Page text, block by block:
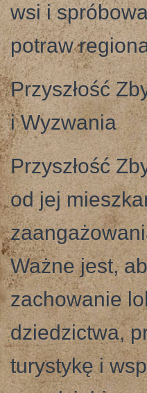
wsi i
potraw
Przyszłość
i Wyzwania
Przyszłość
od jej
Ważne jest,
zachowanie
dziedzictwa,
turystykę i